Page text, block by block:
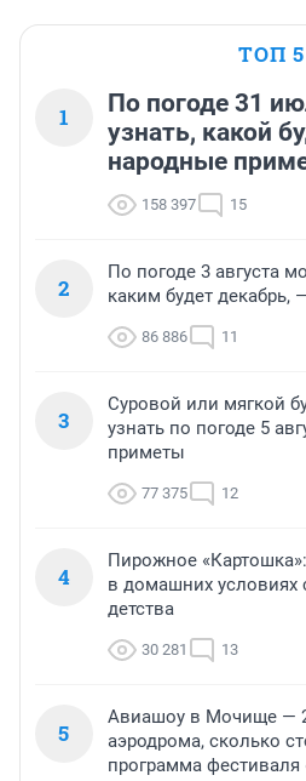
ТОП 5
1
По погоде 31
узнать, какой
народные
158 397 15
2
По погоде 3 августа
каким будет
86 886 11
3
Суровой или мягкой
узнать по погоде 5
приметы
77 375 12
4
Пирожное
в домашних
детства
30 281 13
5
Авиашоу в Мочище —
аэродрома, сколько
программа фестиваля